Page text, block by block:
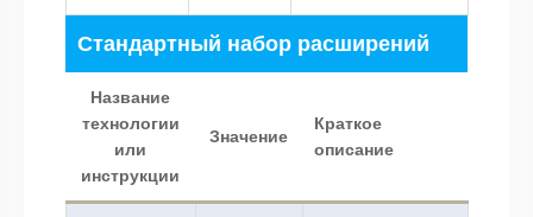
Стандартный набор расширений
Название
технологии
или
инструкции
Значение
Краткое
описание